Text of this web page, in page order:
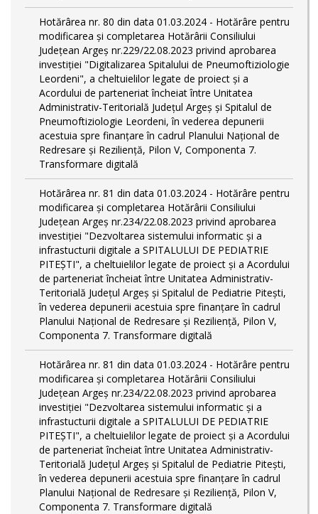
Hotărârea nr. 80 din data 01.03.2024 - Hotărâre pentru
modificarea și completarea Hotărârii Consiliului
Județean Argeș nr.229/22.08.2023 privind aprobarea
investiției "Digitalizarea Spitalului de Pneumoftiziologie
Leordeni", a cheltuielilor legate de proiect și a
Acordului de parteneriat încheiat între Unitatea
Administrativ-Teritorială Județul Argeș și Spitalul de
Pneumoftiziologie Leordeni, în vederea depunerii
acestuia spre finanțare în cadrul Planului Național de
Redresare și Reziliență, Pilon V, Componenta 7.
Transformare digitală
Hotărârea nr. 81 din data 01.03.2024 - Hotărâre pentru
modificarea și completarea Hotărârii Consiliului
Județean Argeș nr.234/22.08.2023 privind aprobarea
investiției "Dezvoltarea sistemului informatic și a
infrastucturii digitale a SPITALULUI DE PEDIATRIE
PITEŞTI", a cheltuielilor legate de proiect și a Acordului
de parteneriat încheiat între Unitatea Administrativ-
Teritorială Județul Argeș și Spitalul de Pediatrie Pitești,
în vederea depunerii acestuia spre finanțare în cadrul
Planului Național de Redresare și Reziliență, Pilon V,
Componenta 7. Transformare digitală
Hotărârea nr. 81 din data 01.03.2024 - Hotărâre pentru
modificarea și completarea Hotărârii Consiliului
Județean Argeș nr.234/22.08.2023 privind aprobarea
investiției "Dezvoltarea sistemului informatic și a
infrastucturii digitale a SPITALULUI DE PEDIATRIE
PITEŞTI", a cheltuielilor legate de proiect și a Acordului
de parteneriat încheiat între Unitatea Administrativ-
Teritorială Județul Argeș și Spitalul de Pediatrie Pitești,
în vederea depunerii acestuia spre finanțare în cadrul
Planului Național de Redresare și Reziliență, Pilon V,
Componenta 7. Transformare digitală